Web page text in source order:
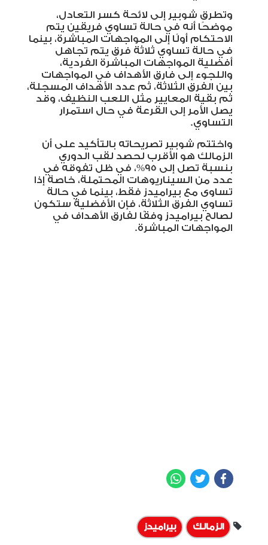
وتطرق شوبير إلى لائحة كسر التعادل،
موضحًا أنه في حالة تساوي فريقين يتم
الاحتكام أولًا إلى المواجهات المباشرة، بينما
في حالة تساوي ثلاثة فرق يتم تجاهل
أفضلية المواجهات المباشرة الفردية،
واللجوء إلى فارق الأهداف في المواجهات
بين الفرق الثلاثة، ثم عدد الأهداف المسجلة،
ثم بقية المعايير مثل اللعب النظيف، وقد
يصل الأمر إلى القرعة في حال استمرار
التساوي.
واختتم شوبير تصريحاته بالتأكيد على أن
الزمالك هو الأقرب لحصد لقب الدوري
بنسبة تصل إلى 95%، في ظل تفوقه في
عدد من السيناريوهات المحتملة، خاصة إذا
تساوى مع بيراميدز فقط، بينما في حالة
تساوي الفرق الثلاثة، فإن الأفضلية ستكون
لصالح بيراميدز وفقًا لفارق الأهداف في
المواجهات المباشرة.
Facebook
Twitter
الزمالك بيراميدز